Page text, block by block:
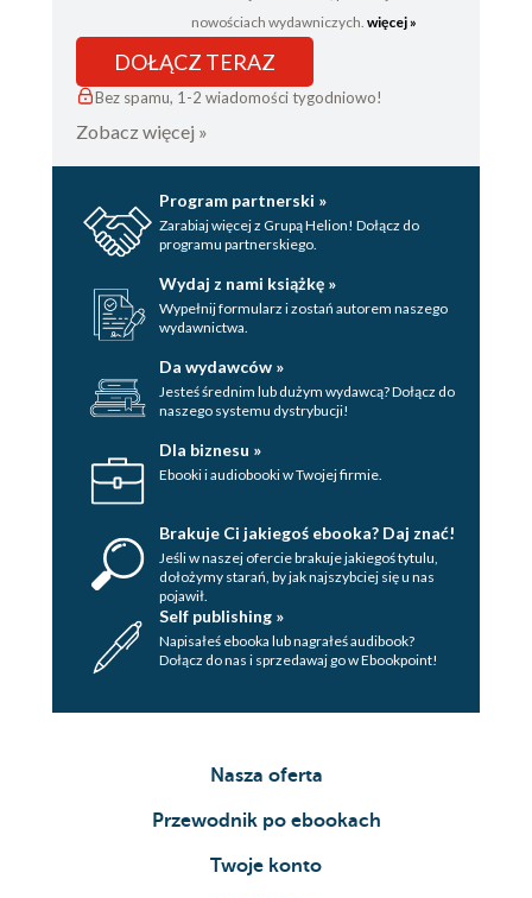
nowościach wydawniczych. więcej »
DOŁĄCZ TERAZ
Bez spamu, 1-2 wiadomości tygodniowo!
Zobacz więcej »
Program partnerski »
Zarabiaj więcej z Grupą Helion! Dołącz do
programu partnerskiego.
Wydaj z nami książkę »
Wypełnij formularz i zostań autorem naszego
wydawnictwa.
Da wydawców »
Jesteś średnim lub dużym wydawcą? Dołącz do
naszego systemu dystrybucji!
Dla biznesu »
Ebooki i audiobooki w Twojej firmie.
Brakuje Ci jakiegoś ebooka? Daj znać!
Jeśli w naszej ofercie brakuje jakiegoś tytulu,
dołożymy starań, by jak najszybciej się u nas
pojawił.
Self publishing »
Napisałeś ebooka lub nagrałeś audibook?
Dołącz do nas i sprzedawaj go w Ebookpoint!
Nasza oferta
Przewodnik po ebookach
Twoje konto